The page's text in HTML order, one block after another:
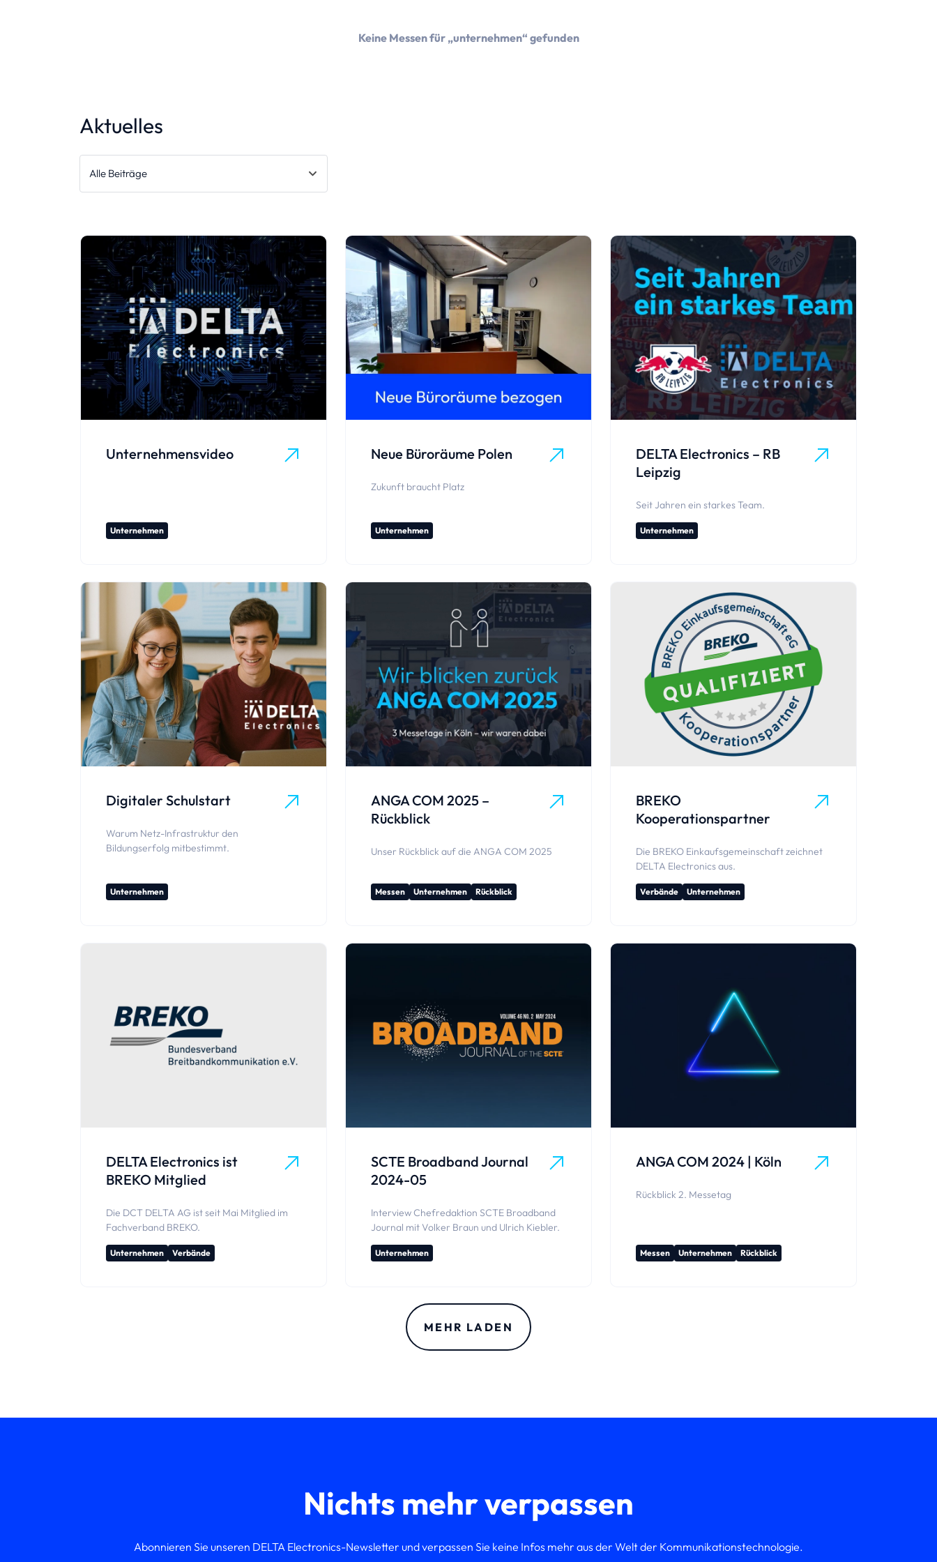
Keine Messen für „unternehmen“ gefunden
Aktuelles
Alle Beiträge
Unternehmensvideo
Unternehmen
Neue Büroräume Polen
Zukunft braucht Platz
Unternehmen
DELTA Electronics – RB
Leipzig
Seit Jahren ein starkes Team.
Unternehmen
Digitaler Schulstart
Warum Netz-Infrastruktur den
Bildungserfolg mitbestimmt.
Unternehmen
ANGA COM 2025 –
Rückblick
Unser Rückblick auf die ANGA COM 2025
Messen Unternehmen Rückblick
BREKO
Kooperationspartner
Die BREKO Einkaufs­gemeinschaft zeichnet
DELTA Electronics aus.
Verbände Unternehmen
DELTA Electronics ist
BREKO Mitglied
Die DCT DELTA AG ist seit Mai Mitglied im
Fachverband BREKO.
Unternehmen Verbände
SCTE Broadband Journal
2024-05
Interview Chefredaktion SCTE Broadband
Journal mit Volker Braun und Ulrich Kiebler.
Unternehmen
ANGA COM 2024 | Köln
Rückblick 2. Messetag
Messen Unternehmen Rückblick
MEHR LADEN
Nichts mehr verpassen
Abonnieren Sie unseren DELTA Electronics-Newsletter und verpassen Sie keine Infos mehr aus der Welt der Kommunikations­technologie.